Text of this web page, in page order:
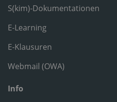
S(kim)-Dokumentationen
E-Learning
E-Klausuren
Webmail (OWA)
Info